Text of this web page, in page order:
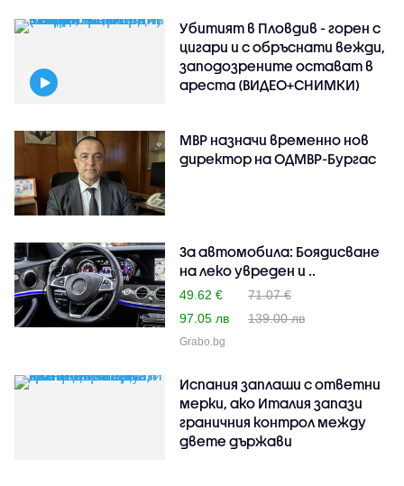
Убитият в Пловдив - горен с
цигари и с обръснати вежди,
заподозрените остават в
ареста (ВИДЕО+СНИМКИ)
МВР назначи временно нов
директор на ОДМВР-Бургас
За автомобила: Боядисване
на леко увреден и ..
49.62 €
71.07 €
97.05 лв
139.00 лв
Grabo.bg
Испания заплаши с ответни
мерки, ако Италия запази
граничния контрол между
двете държави